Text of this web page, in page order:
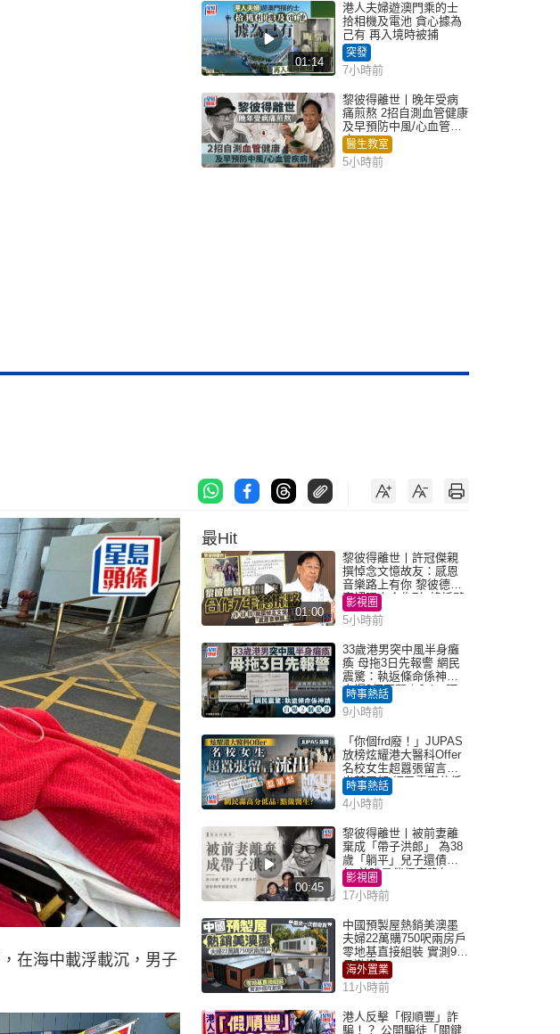
01:14
港人夫婦遊澳門乘的士
拾相機及電池 貪心據為
己有 再入境時被捕
突發
7小時前
黎彼得離世丨晚年受病
痛煎熬 2招自測血管健康
及早預防中風/心血管疾
病
醫生教室
5小時前
在海中載浮載沉，男子
最Hit
01:00
黎彼得離世丨許冠傑親
撰悼念文憶故友：感恩
音樂路上有你 黎彼德曾
直認唔夾合作7年終拆夥
影視圈
5小時前
33歲港男突中風半身癱
瘓 母拖3日先報警 網民
震驚：執返條命係神蹟
自爆2個惡習｜Juicy叮
時事熱話
9小時前
「你個frd廢！」JUPAS
放榜炫耀港大醫科Offer
名校女生超囂張留言流
出惹眾怒 網民轟高分低
品：點做醫生？｜Juicy
叮
時事熱話
4小時前
00:45
黎彼得離世丨被前妻離
棄成「帶子洪郎」 為38
歲「躺平」兒子還債多
年 曾盼尋伴侶度晚年
影視圈
17小時前
中國預製屋熱銷美澳墨
夫婦22萬購750呎兩房戶
零地基直接組裝 實測9個
月激讚
海外置業
11小時前
港人反擊「假順豐」詐
騙！？ 公開騙徒「關鍵